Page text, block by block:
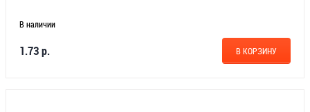
В наличии
1.73 р. В КОРЗИНУ